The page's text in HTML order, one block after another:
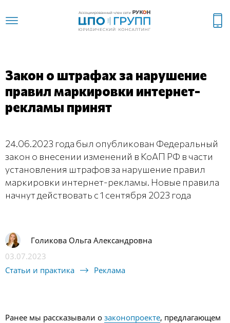
Закон о штрафах за нарушение
правил маркировки интернет-
рекламы принят
24.06.2023 года был опубликован Федеральный
закон о внесении изменений в КоАП РФ в части
установления штрафов за нарушение правил
маркировки интернет-рекламы. Новые правила
начнут действовать с 1 сентября 2023 года
Голикова Ольга Александровна
03.07.2023
Статьи и практика
Реклама
Ранее мы рассказывали о законопроекте, предлагающем